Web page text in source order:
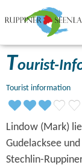
Tourist-
Tourist information
Lindow (Mark)
Gudelacksee
Stechlin-